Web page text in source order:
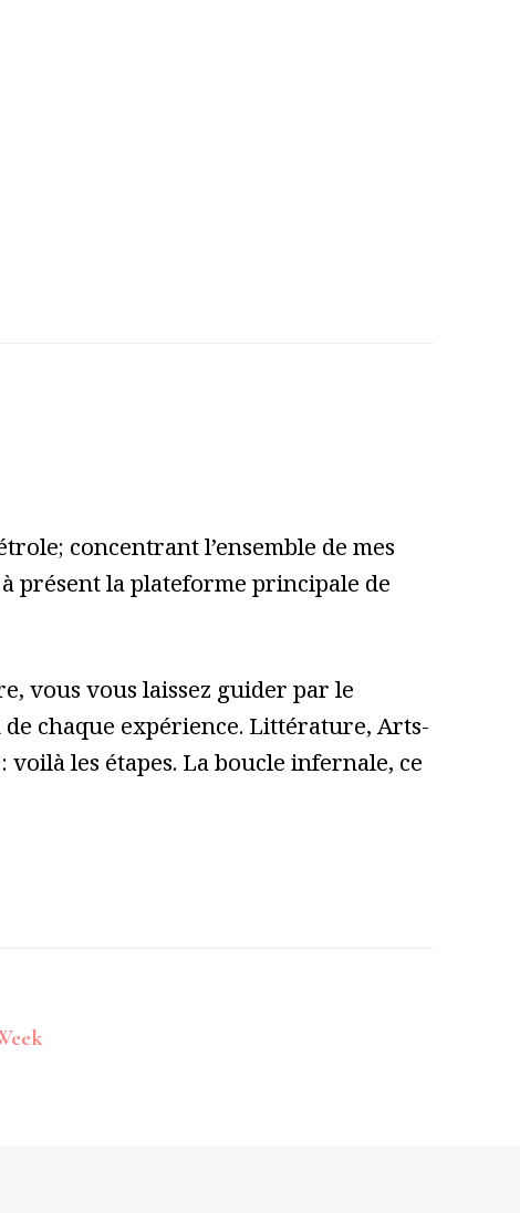
concentrant l’ensemble de mes
présent la plateforme principale de
vous vous laissez guider par le
chaque expérience. Littérature, Arts-
les étapes. La boucle infernale, ce